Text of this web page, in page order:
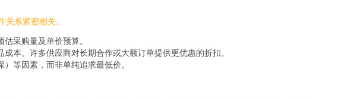
系紧密相关。
采购量及单价预算。
本。许多供应商对长期合作或大额订单提供更优惠的折扣。
等因素，而非单纯追求最低价。